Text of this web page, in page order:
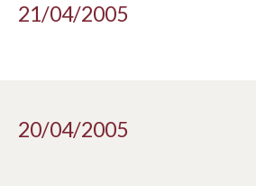
21/04/2005
20/04/2005